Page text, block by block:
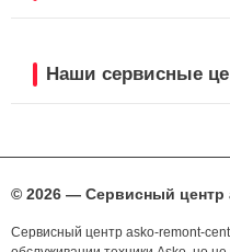
Наши сервисные
© 2026 — Сервисный центр
Сервисный центр asko-remont-